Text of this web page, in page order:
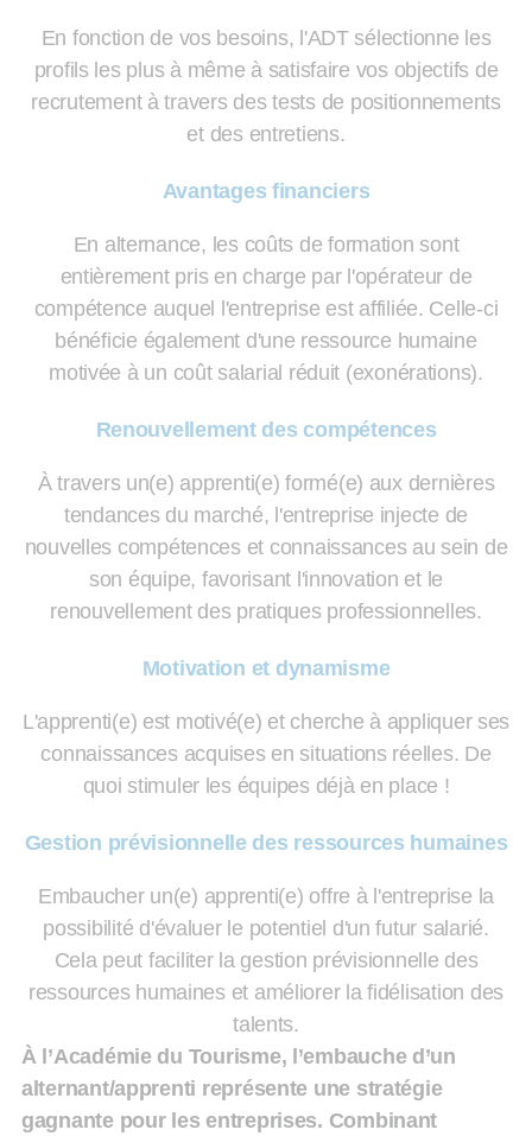
En fonction de vos besoins, l'ADT sélectionne les
profils les plus à même à satisfaire vos objectifs de
recrutement à travers des tests de positionnements
et des entretiens.
Avantages financiers
En alternance, les coûts de formation sont
entièrement pris en charge par l'opérateur de
compétence auquel l'entreprise est affiliée. Celle-ci
bénéficie également d'une ressource humaine
motivée à un coût salarial réduit (exonérations).
Renouvellement des compétences
À travers un(e) apprenti(e) formé(e) aux dernières
tendances du marché, l'entreprise injecte de
nouvelles compétences et connaissances au sein de
son équipe, favorisant l'innovation et le
renouvellement des pratiques professionnelles.
Motivation et dynamisme
L'apprenti(e) est motivé(e) et cherche à appliquer ses
connaissances acquises en situations réelles. De
quoi stimuler les équipes déjà en place !
Gestion prévisionnelle des ressources humaines
Embaucher un(e) apprenti(e) offre à l'entreprise la
possibilité d'évaluer le potentiel d'un futur salarié.
Cela peut faciliter la gestion prévisionnelle des
ressources humaines et améliorer la fidélisation des
talents.
À l’Académie du Tourisme, l’embauche d’un
alternant/apprenti représente une stratégie
gagnante pour les entreprises. Combinant